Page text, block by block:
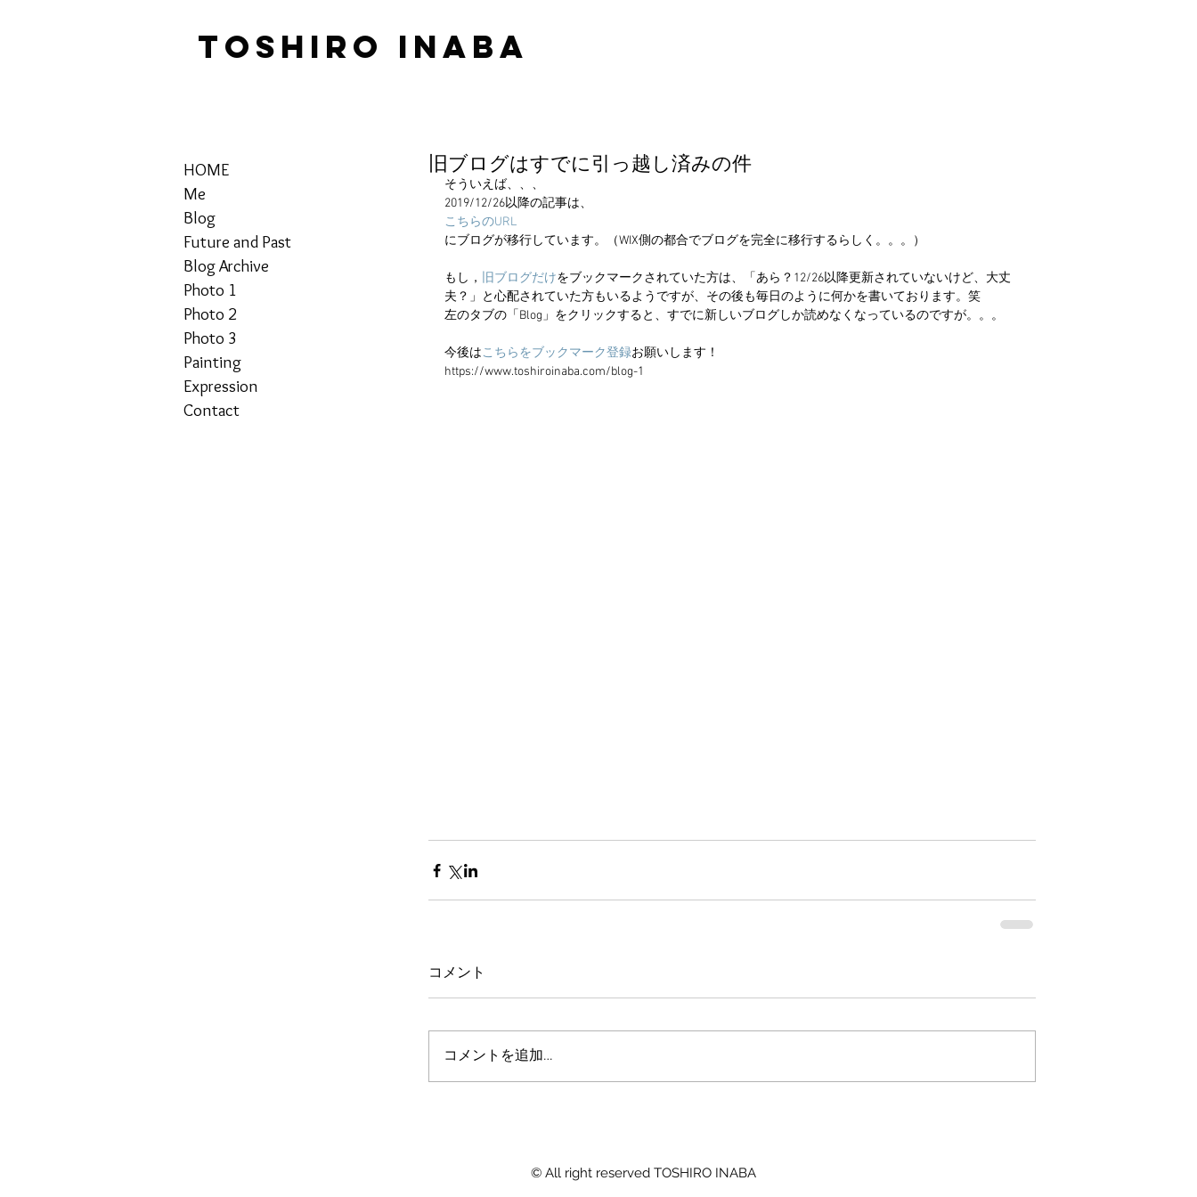
TOSHIRO INABA
旧ブログはすでに引っ越し済みの件
そういえば、、、
2019/12/26以降の記事は、
こちらのURL
にブログが移行しています。（WIX側の都合でブログを完全に移行するらしく。。。）
もし， 旧ブログだけをブックマークされていた方は、「あら？12/26以降更新されていないけど、大丈
夫？」と心配されていた方もいるようですが、その後も毎日のように何かを書いております。笑
左のタブの「Blog」をクリックすると、すでに新しいブログしか読めなくなっているのですが。。。
今後はこちらをブックマーク登録お願いします！
https://www.toshiroinaba.com/blog-1
コメント
コメントを追加…
HOME
Me
Blog
Future and Past
Blog Archive
Photo 1
Photo 2
Photo 3
Painting
Expression
Contact
© All right reserved TOSHIRO INABA